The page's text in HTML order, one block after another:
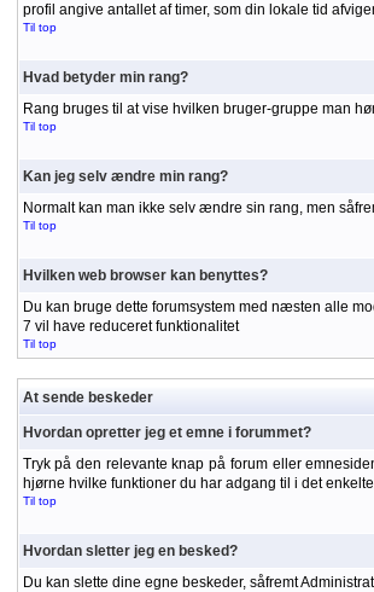
profil angive antallet af timer, som din lokale tid
Til top
Hvad betyder min rang?
Rang bruges til at vise hvilken bruger-gruppe man
Til top
Kan jeg selv ændre min rang?
Normalt kan man ikke selv ændre sin rang, men
Til top
Hvilken web browser kan benyttes?
Du kan bruge dette forumsystem med næsten alle
7 vil have reduceret funktionalitet
Til top
At sende beskeder
Hvordan opretter jeg et emne i forummet?
Tryk på den relevante knap på forum eller
hjørne hvilke funktioner du har adgang til i det
Til top
Hvordan sletter jeg en besked?
Du kan slette dine egne beskeder, såfremt